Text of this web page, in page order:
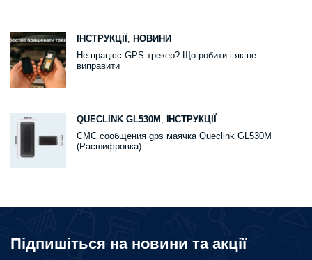
ІНСТРУКЦІЇ , НОВИНИ
Не працює GPS-трекер? Що робити і як це
виправити
QUECLINK GL530M ,
ІНСТРУКЦІЇ
СМС сообщения gps маячка Queclink GL530M
(Расшифровка)
Підпишіться на новини та акції